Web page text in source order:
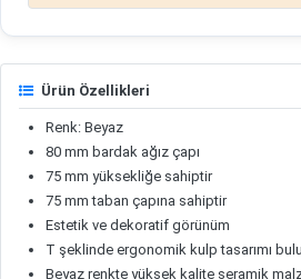
Ürün Özellikleri
Renk: Beyaz
80 mm bardak ağız çapı
75 mm yüksekliğe sahiptir
75 mm taban çapına sahiptir
Estetik ve dekoratif görünüm
T şeklinde ergonomik kulp tasarımı
Beyaz renkte yüksek kalite seramik